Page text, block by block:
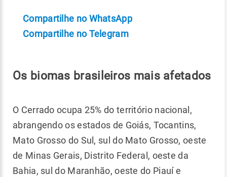
Compartilhe no WhatsApp
Compartilhe no Telegram
Os biomas brasileiros mais afetados
O Cerrado ocupa 25% do território nacional,
abrangendo os estados de Goiás, Tocantins,
Mato Grosso do Sul, sul do Mato Grosso, oeste
de Minas Gerais, Distrito Federal, oeste da
Bahia, sul do Maranhão, oeste do Piauí e